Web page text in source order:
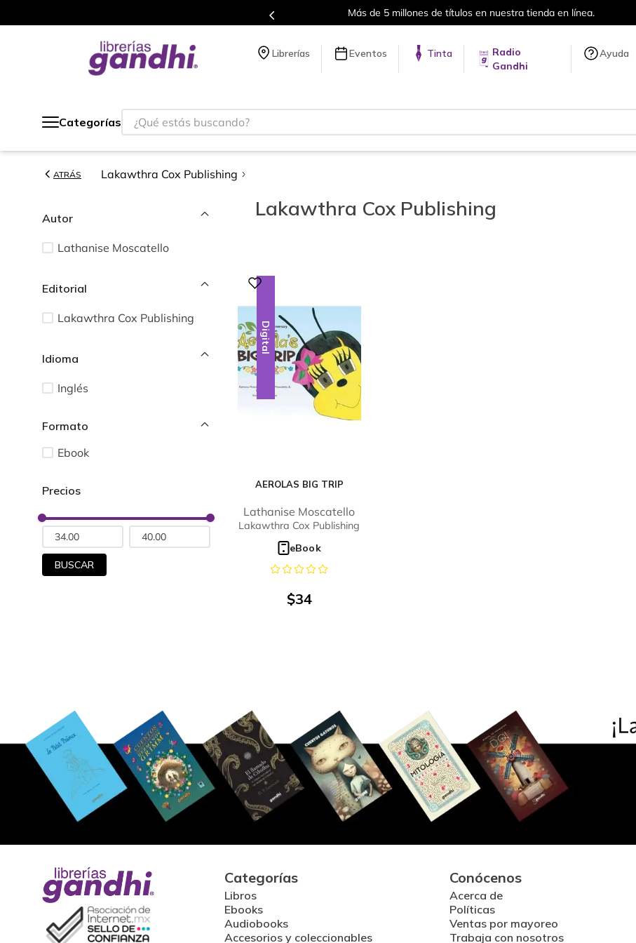
Más de 5 millones de títulos en nuestra tienda en línea.
Librerías Eventos Tinta
Radio
Gandhi
Ayuda
Categorías
¿Qué estás buscando?
ATRÁS Lakawthra Cox Publishing
Autor
Lathanise Moscatello
Editorial
Lakawthra Cox Publishing
Idioma
Inglés
Ebook
BUSCAR
Lakawthra Cox Publishing
Digital
AEROLAS BIG TRIP
Lathanise Moscatello
Lakawthra Cox Publishing
eBook
$34
Categorías
Libros
Ebooks
Audiobooks
Accesorios y coleccionables
Conócenos
Acerca de
Políticas
Ventas por mayoreo
Trabaja con nosotros